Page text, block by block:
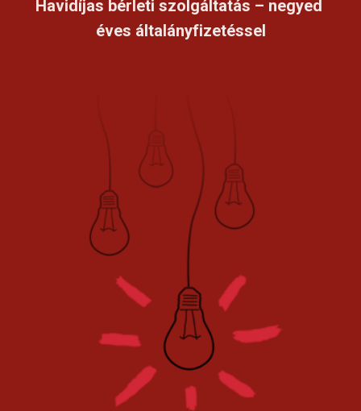
Havidíjas bérleti szolgáltatás – negyed
éves általányfizetéssel